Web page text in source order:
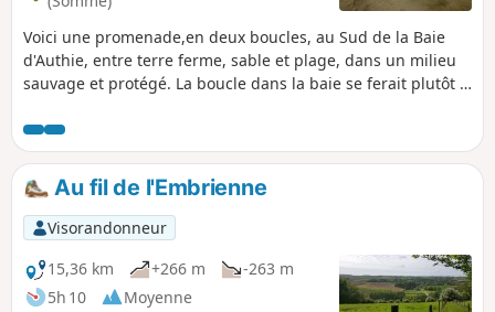
Voici une promenade,en deux boucles, au Sud de la Baie
d'Authie, entre terre ferme, sable et plage, dans un milieu
sauvage et protégé. La boucle dans la baie se ferait plutôt à
mouillé ! Application Visorando utile pour suivre la première
boucle.
Au fil de l'Embrienne
Visorandonneur
15,36 km
+266 m
-263 m
5h 10
Moyenne